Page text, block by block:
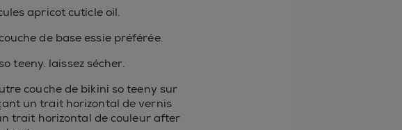
apricot cuticle oil.
de base essie préférée.
teeny. laissez sécher.
couche de bikini so teeny sur
un trait horizontal de vernis
trait horizontal de couleur after